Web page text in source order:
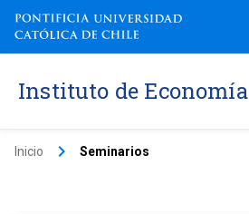
Instituto de Economía
Inicio keyboard_arrow_right Seminarios